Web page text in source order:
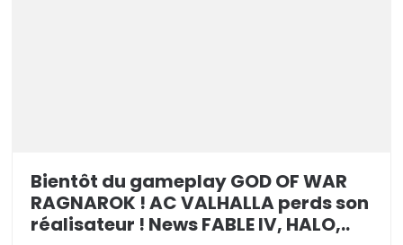
Bientôt du gameplay GOD OF WAR
RAGNAROK ! AC VALHALLA perds son
réalisateur ! News FABLE IV, HALO,..